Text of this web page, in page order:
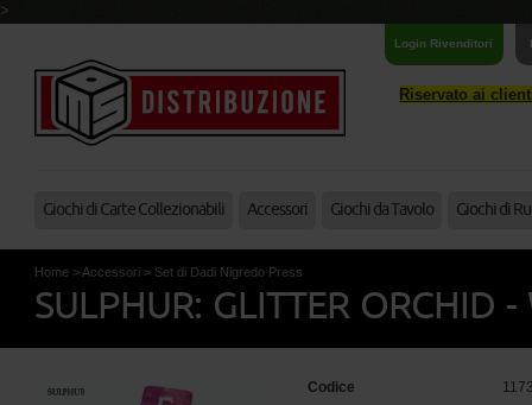
>
Login Rivenditori
Riservato ai
Giochi di Carte Collezionabili Accessori Giochi da Tavolo Giochi di
Home > Accessori > Set di Dadi Nigredo Press
SULPHUR: GLITTER ORCHID
Codice